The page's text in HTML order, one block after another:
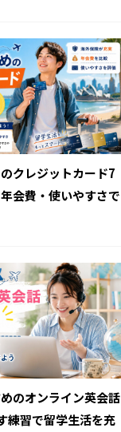
クレジットカード7
会費・使いやすさで
のオンライン英会話
練習で留学生活を充